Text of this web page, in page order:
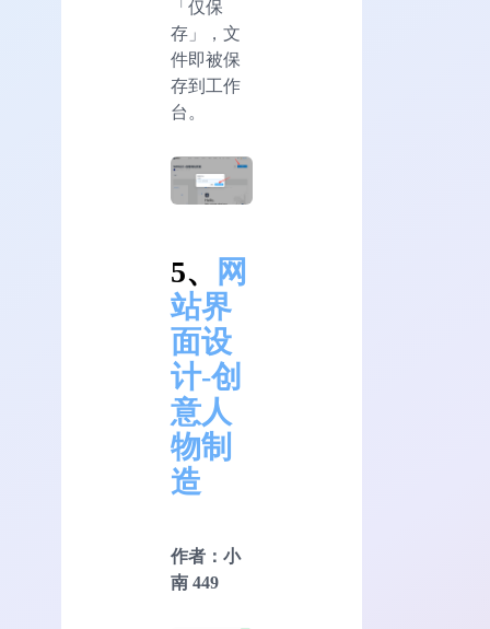
「仅保
存」，文
件即被保
存到工作
台。
5、
网
站界
面设
计-创
意人
物制
造
作者：小
南 449